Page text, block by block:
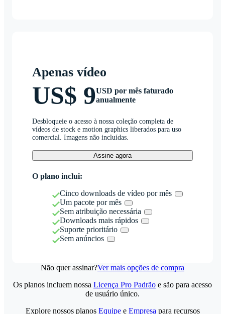
Apenas vídeo
US$ 9USD por mês faturado
anualmente
Desbloqueie o acesso à nossa coleção completa de
vídeos de stock e motion graphics liberados para uso
comercial. Imagens não incluídas.
Assine agora
O plano inclui:
Cinco downloads de vídeo por mês
Um pacote por mês
Sem atribuição necessária
Downloads mais rápidos
Suporte prioritário
Sem anúncios
Não quer assinar?Ver mais opções de compra
Os planos incluem nossa Licença Pro Padrão e são para acesso
de usuário único.
Explore nossos planos Equipee Empresa para recursos